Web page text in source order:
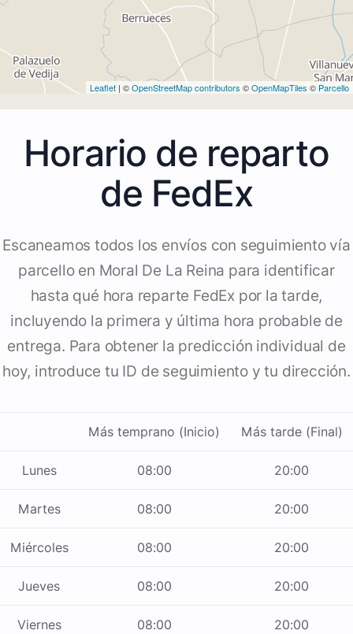
Leaflet | ©OpenStreetMap contributors ©OpenMapTiles © Parcello
Horario de reparto
de FedEx
Escaneamos todos los envíos con seguimiento vía
parcello en Moral De La Reina para identificar
hasta qué hora reparte FedEx por la tarde,
incluyendo la primera y última hora probable de
entrega. Para obtener la predicción individual de
hoy, introduce tu ID de seguimiento y tu dirección.
Más temprano (Inicio) Más tarde (Final)
Lunes 08:00 20:00
Martes 08:00 20:00
Miércoles 08:00 20:00
Jueves 08:00 20:00
Viernes 08:00 20:00